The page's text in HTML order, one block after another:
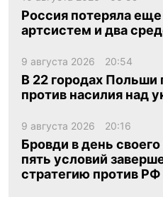
Россия потеряла
артсистем и два
9 августа 2026 20:54
В 22 городах Польши
против насилия над
9 августа 2026 20:16
Бровди в день
пять условий
стратегию против РФ